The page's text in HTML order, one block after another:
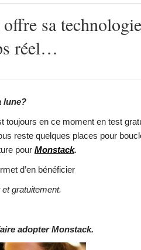
sa
réel…
lune?
toujours en ce moment en test
reste quelques places pour
pour Monstack.
d’en bénéficier
gratuitement.
adopter Monstack.